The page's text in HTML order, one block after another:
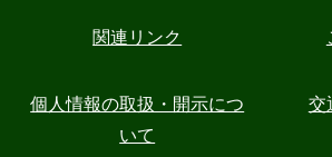
関連リンク
個人情報の取扱・開示につ
いて
交